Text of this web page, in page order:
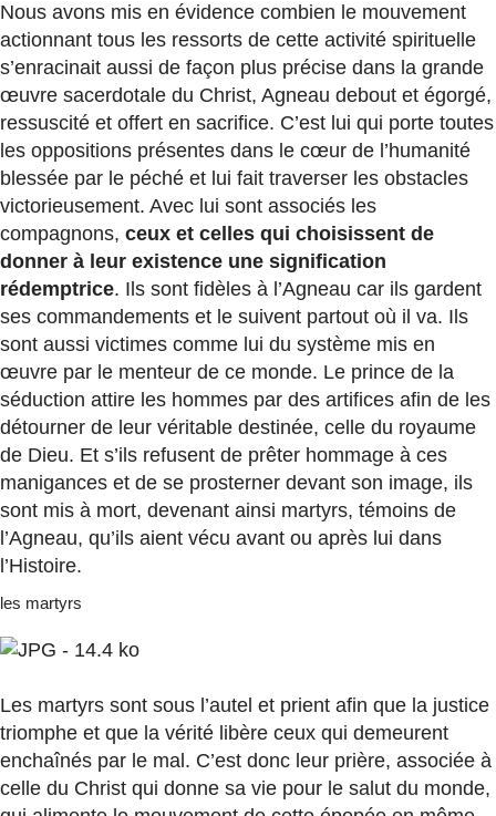
Nous avons mis en évidence combien le mouvement
actionnant tous les ressorts de cette activité spirituelle
s’enracinait aussi de façon plus précise dans la grande
œuvre sacerdotale du Christ, Agneau debout et égorgé,
ressuscité et offert en sacrifice. C’est lui qui porte toutes
les oppositions présentes dans le cœur de l’humanité
blessée par le péché et lui fait traverser les obstacles
victorieusement. Avec lui sont associés les
compagnons, ceux et celles qui choisissent de
donner à leur existence une signification
rédemptrice. Ils sont fidèles à l’Agneau car ils gardent
ses commandements et le suivent partout où il va. Ils
sont aussi victimes comme lui du système mis en
œuvre par le menteur de ce monde. Le prince de la
séduction attire les hommes par des artifices afin de les
détourner de leur véritable destinée, celle du royaume
de Dieu. Et s’ils refusent de prêter hommage à ces
manigances et de se prosterner devant son image, ils
sont mis à mort, devenant ainsi martyrs, témoins de
l’Agneau, qu’ils aient vécu avant ou après lui dans
l’Histoire.
les martyrs
Les martyrs sont sous l’autel et prient afin que la justice
triomphe et que la vérité libère ceux qui demeurent
enchaînés par le mal. C’est donc leur prière, associée à
celle du Christ qui donne sa vie pour le salut du monde,